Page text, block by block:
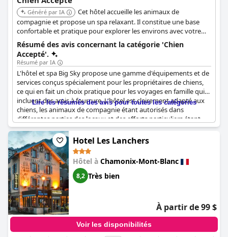
Généré par IA
Cet hôtel accueille les animaux de
compagnie et propose un spa relaxant. Il constitue une base
confortable et pratique pour explorer les environs avec votre
animal.
Résumé des avis concernant la catégorie 'Chien
Accepté'.
Résumé par IA
L'hôtel et spa Big Sky propose une gamme d'équipements et de
services conçus spécialement pour les propriétaires de chiens,
ce qui en fait un choix pratique pour les voyages en famille qui
incluent des amis à fourrure. L'hôtel est clairement adapté aux
chiens, les animaux de compagnie étant autorisés dans
différentes parties des locaux et des efforts particuliers étant
déployés pour assurer leur confort. Les clients ont apprécié la
fourniture de paniers propres pour chiens, de gamelles et même
de deux paquets de nourriture pour leurs animaux, ainsi que
des zones dédiées aux promenades de chiens et des lits
confortables pour chiens.
L'hôtel accueille les animaux de compagnie, bien qu'un
supplément de 15 euros par jour soit demandé, ce que certains
clients ont trouvé un peu élevé. Malgré cela, le sentiment
général témoigne d'une grande préoccupation pour le bien-être
des chiens, avec un hébergement approprié et des attentions
réfléchies contribuant à une expérience positive.
Lire les résumés des avis pour toutes les catégories
Hotel Les Lanchers
Hôtel à Chamonix-Mont-Blanc
8,2 Très bien
À partir de 99 $
Voir les disponibilités